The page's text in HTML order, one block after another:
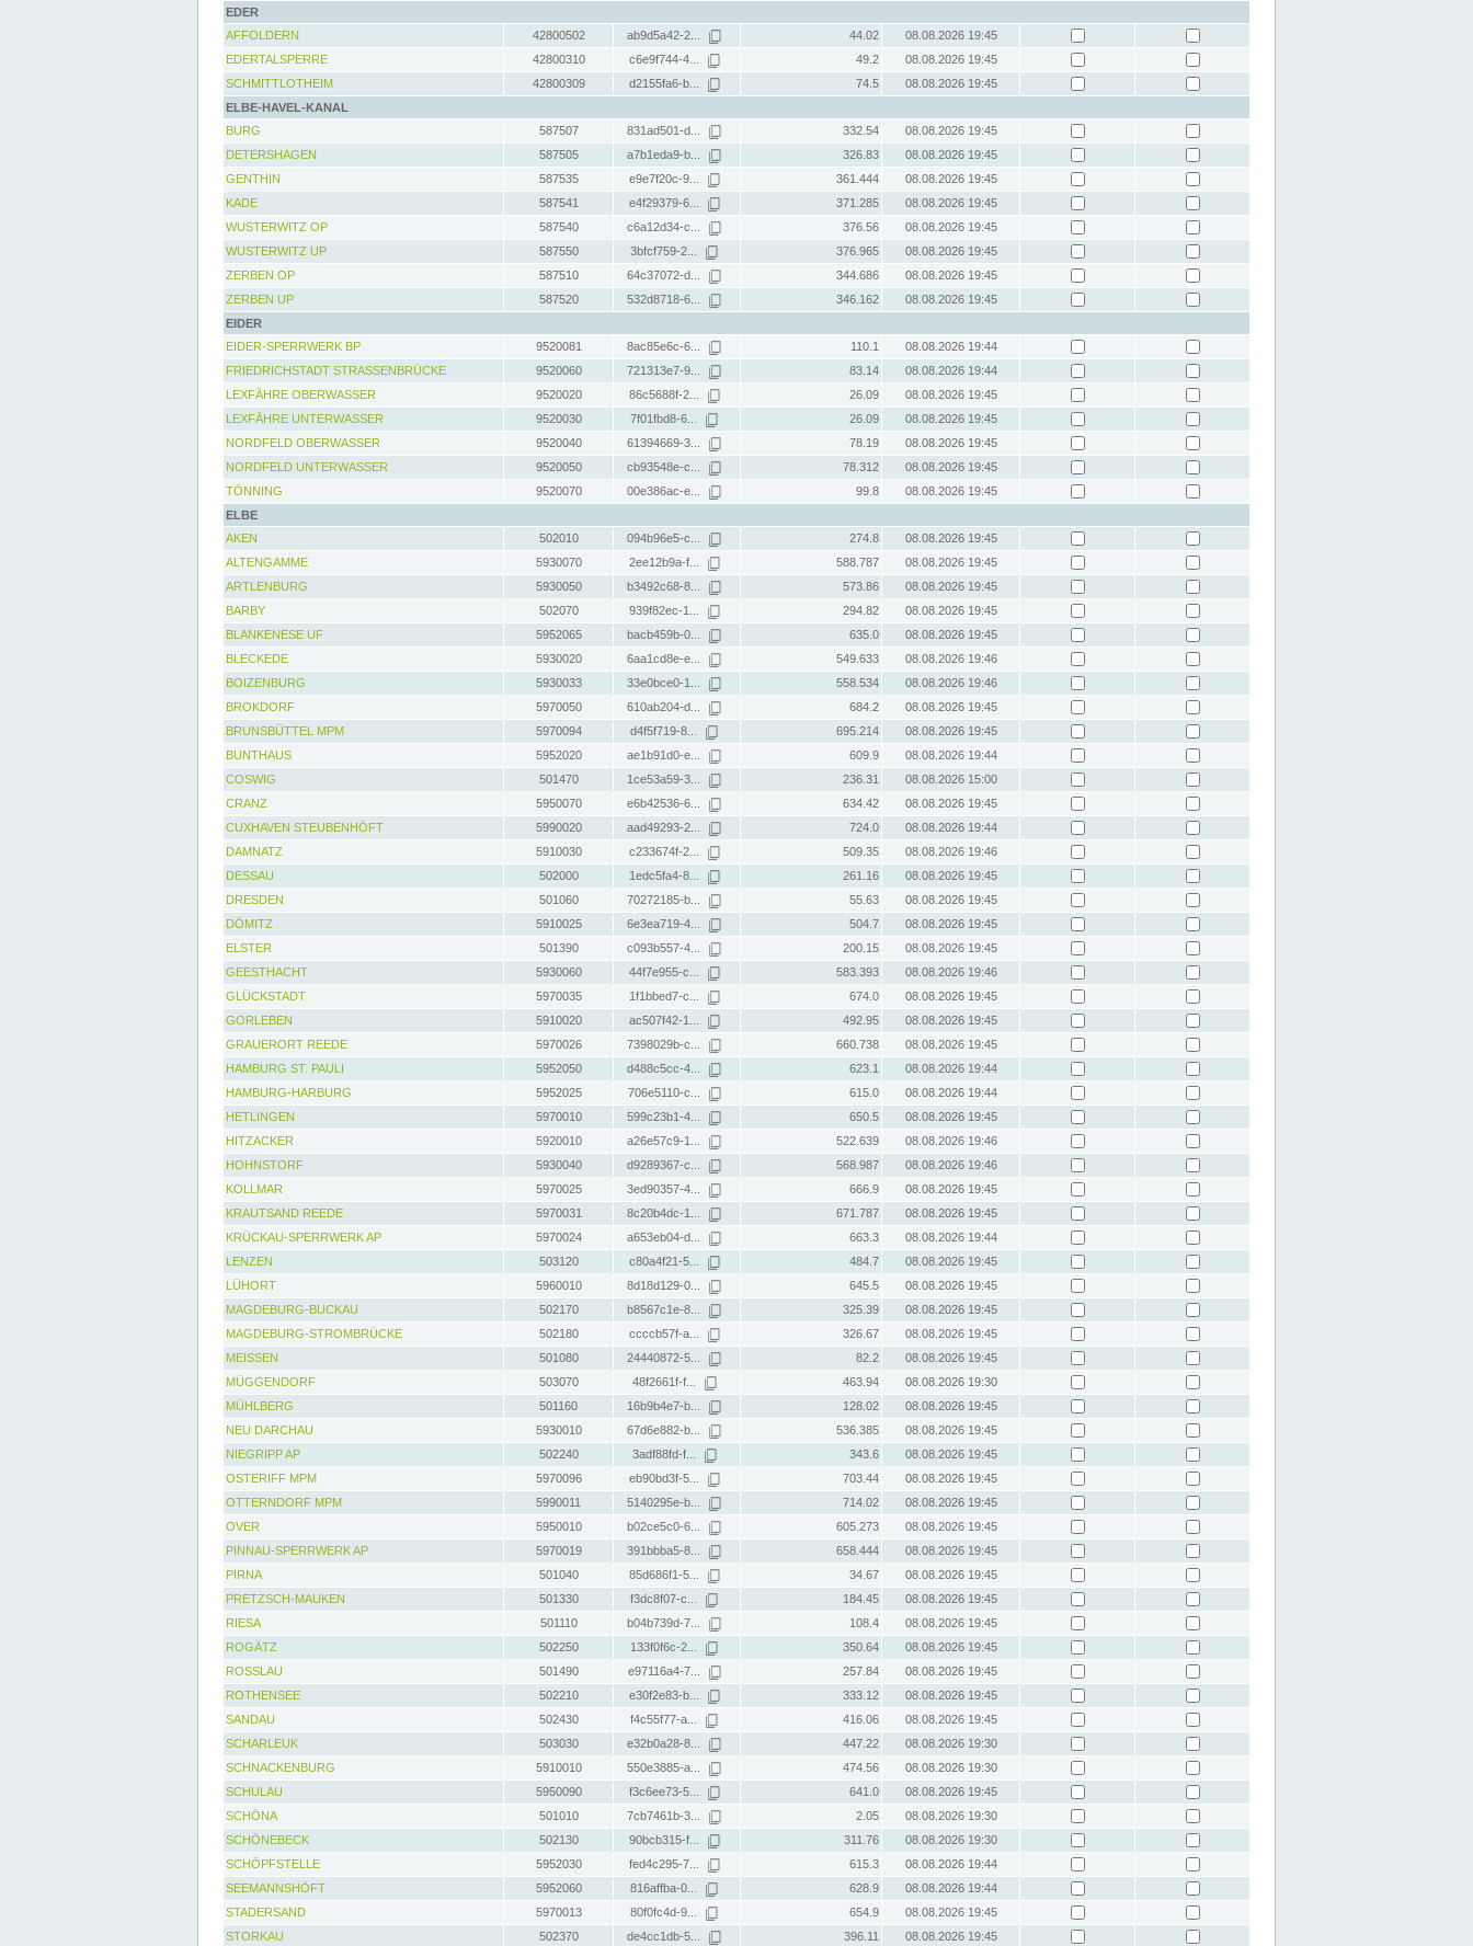
EDER
AFFOLDERN
42800502 ab9d5a42-2... 44.02
08.08.2026 19:45
EDERTALSPERRE
42800310 c6e9f744-4... 49.2
08.08.2026 19:45
SCHMITTLOTHEIM
42800309 d2155fa6-b... 74.5
08.08.2026 19:45
ELBE-HAVEL-KANAL
BURG
587507 831ad501-d... 332.54
08.08.2026 19:45
DETERSHAGEN
587505 a7b1eda9-b... 326.83
08.08.2026 19:45
GENTHIN
587535 e9e7f20c-9... 361.444
08.08.2026 19:45
KADE
587541 e4f29379-6... 371.285
08.08.2026 19:45
WUSTERWITZ OP
587540 c6a12d34-c... 376.56
08.08.2026 19:45
WUSTERWITZ UP
587550 3bfcf759-2... 376.965
08.08.2026 19:45
ZERBEN OP
587510 64c37072-d... 344.686
08.08.2026 19:45
ZERBEN UP
587520 532d8718-6... 346.162
08.08.2026 19:45
EIDER
EIDER-SPERRWERK BP
9520081 8ac85e6c-6... 110.1
08.08.2026 19:44
FRIEDRICHSTADT STRASSENBRÜCKE
9520060 721313e7-9... 83.14
08.08.2026 19:44
LEXFÄHRE OBERWASSER
9520020 86c5688f-2... 26.09
08.08.2026 19:45
LEXFÄHRE UNTERWASSER
9520030 7f01fbd8-6... 26.09
08.08.2026 19:45
NORDFELD OBERWASSER
9520040 61394669-3... 78.19
08.08.2026 19:45
NORDFELD UNTERWASSER
9520050 cb93548e-c... 78.312
08.08.2026 19:45
TÖNNING
9520070 00e386ac-e... 99.8
08.08.2026 19:45
ELBE
AKEN
502010 094b96e5-c... 274.8
08.08.2026 19:45
ALTENGAMME
5930070 2ee12b9a-f... 588.787
08.08.2026 19:45
ARTLENBURG
5930050 b3492c68-8... 573.86
08.08.2026 19:45
BARBY
502070 939f82ec-1... 294.82
08.08.2026 19:45
BLANKENESE UF
5952065 bacb459b-0... 635.0
08.08.2026 19:45
BLECKEDE
5930020 6aa1cd8e-e... 549.633
08.08.2026 19:46
BOIZENBURG
5930033 33e0bce0-1... 558.534
08.08.2026 19:46
BROKDORF
5970050 610ab204-d... 684.2
08.08.2026 19:45
BRUNSBÜTTEL MPM
5970094 d4f5f719-8... 695.214
08.08.2026 19:45
BUNTHAUS
5952020 ae1b91d0-e... 609.9
08.08.2026 19:44
COSWIG
501470 1ce53a59-3... 236.31
08.08.2026 15:00
CRANZ
5950070 e6b42536-6... 634.42
08.08.2026 19:45
CUXHAVEN STEUBENHÖFT
5990020 aad49293-2... 724.0
08.08.2026 19:44
DAMNATZ
5910030 c233674f-2... 509.35
08.08.2026 19:46
DESSAU
502000 1edc5fa4-8... 261.16
08.08.2026 19:45
DRESDEN
501060 70272185-b... 55.63
08.08.2026 19:45
DÖMITZ
5910025 6e3ea719-4... 504.7
08.08.2026 19:45
ELSTER
501390 c093b557-4... 200.15
08.08.2026 19:45
GEESTHACHT
5930060 44f7e955-c... 583.393
08.08.2026 19:46
GLÜCKSTADT
5970035 1f1bbed7-c... 674.0
08.08.2026 19:45
GORLEBEN
5910020 ac507f42-1... 492.95
08.08.2026 19:45
GRAUERORT REEDE
5970026 7398029b-c... 660.738
08.08.2026 19:45
HAMBURG ST. PAULI
5952050 d488c5cc-4... 623.1
08.08.2026 19:44
HAMBURG-HARBURG
5952025 706e5110-c... 615.0
08.08.2026 19:44
HETLINGEN
5970010 599c23b1-4... 650.5
08.08.2026 19:45
HITZACKER
5920010 a26e57c9-1... 522.639
08.08.2026 19:46
HOHNSTORF
5930040 d9289367-c... 568.987
08.08.2026 19:46
KOLLMAR
5970025 3ed90357-4... 666.9
08.08.2026 19:45
KRAUTSAND REEDE
5970031 8c20b4dc-1... 671.787
08.08.2026 19:45
KRÜCKAU-SPERRWERK AP
5970024 a653eb04-d... 663.3
08.08.2026 19:44
LENZEN
503120 c80a4f21-5... 484.7
08.08.2026 19:45
LÜHORT
5960010 8d18d129-0... 645.5
08.08.2026 19:45
MAGDEBURG-BUCKAU
502170 b8567c1e-8... 325.39
08.08.2026 19:45
MAGDEBURG-STROMBRÜCKE
502180 ccccb57f-a... 326.67
08.08.2026 19:45
MEISSEN
501080 24440872-5... 82.2
08.08.2026 19:45
MÜGGENDORF
503070 48f2661f-f... 463.94
08.08.2026 19:30
MÜHLBERG
501160 16b9b4e7-b... 128.02
08.08.2026 19:45
NEU DARCHAU
5930010 67d6e882-b... 536.385
08.08.2026 19:45
NIEGRIPP AP
502240 3adf88fd-f... 343.6
08.08.2026 19:45
OSTERIFF MPM
5970096 eb90bd3f-5... 703.44
08.08.2026 19:45
OTTERNDORF MPM
5990011 5140295e-b... 714.02
08.08.2026 19:45
OVER
5950010 b02ce5c0-6... 605.273
08.08.2026 19:45
PINNAU-SPERRWERK AP
5970019 391bbba5-8... 658.444
08.08.2026 19:45
PIRNA
501040 85d686f1-5... 34.67
08.08.2026 19:45
PRETZSCH-MAUKEN
501330 f3dc8f07-c... 184.45
08.08.2026 19:45
RIESA
501110 b04b739d-7... 108.4
08.08.2026 19:45
ROGÄTZ
502250 133f0f6c-2... 350.64
08.08.2026 19:45
ROSSLAU
501490 e97116a4-7... 257.84
08.08.2026 19:45
ROTHENSEE
502210 e30f2e83-b... 333.12
08.08.2026 19:45
SANDAU
502430 f4c55f77-a... 416.06
08.08.2026 19:45
SCHARLEUK
503030 e32b0a28-8... 447.22
08.08.2026 19:30
SCHNACKENBURG
5910010 550e3885-a... 474.56
08.08.2026 19:30
SCHULAU
5950090 f3c6ee73-5... 641.0
08.08.2026 19:45
SCHÖNA
501010 7cb7461b-3... 2.05
08.08.2026 19:30
SCHÖNEBECK
502130 90bcb315-f... 311.76
08.08.2026 19:30
SCHÖPFSTELLE
5952030 fed4c295-7... 615.3
08.08.2026 19:44
SEEMANNSHÖFT
5952060 816affba-0... 628.9
08.08.2026 19:44
STADERSAND
5970013 80f0fc4d-9... 654.9
08.08.2026 19:45
STORKAU
502370 de4cc1db-5... 396.11 08.08.2026 19:45